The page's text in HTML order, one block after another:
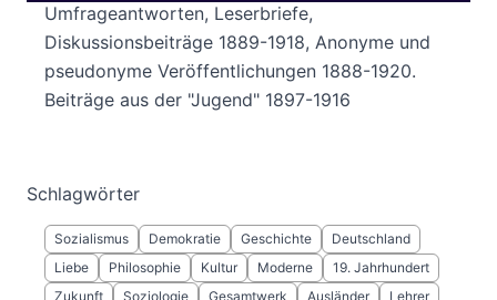
Umfrageantworten, Leserbriefe,
Diskussionsbeiträge 1889-1918, Anonyme und
pseudonyme Veröffentlichungen 1888-1920.
Beiträge aus der "Jugend" 1897-1916
Schlagwörter
Sozialismus Demokratie Geschichte
Deutschland
Liebe
Philosophie Kultur Moderne
19. Jahrhundert
Zukunft
Soziologie Gesamtwerk Ausländer Lehrer